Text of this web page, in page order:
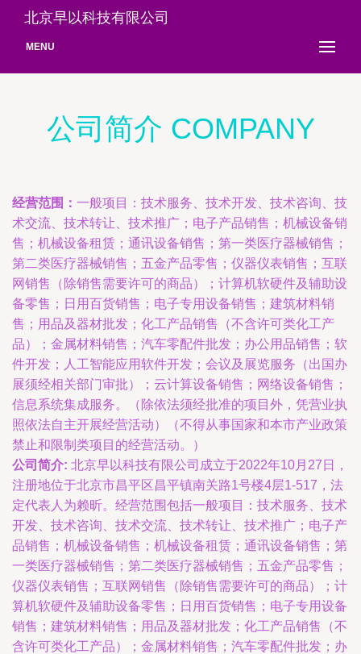
北京早以科技有限公司
MENU
公司简介 COMPANY
经营范围： 一般项目：技术服务、技术开发、技术咨询、技
术交流、技术转让、技术推广；电子产品销售；机械设备销
售；机械设备租赁；通讯设备销售；第一类医疗器械销售；
第二类医疗器械销售；五金产品零售；仪器仪表销售；互联
网销售（除销售需要许可的商品）；计算机软硬件及辅助设
备零售；日用百货销售；电子专用设备销售；建筑材料销
售；用品及器材批发；化工产品销售（不含许可类化工产
品）；金属材料销售；汽车零配件批发；办公用品销售；软
件开发；人工智能应用软件开发；会议及展览服务（出国办
展须经相关部门审批）；云计算设备销售；网络设备销售；
信息系统集成服务。（除依法须经批准的项目外，凭营业执
照依法自主开展经营活动）（不得从事国家和本市产业政策
禁止和限制类项目的经营活动。）
公司简介: 北京早以科技有限公司成立于2022年10月27日，
注册地位于北京市昌平区昌平镇南关路1号楼4层1-517，法
定代表人为赖昕。经营范围包括一般项目：技术服务、技术
开发、技术咨询、技术交流、技术转让、技术推广；电子产
品销售；机械设备销售；机械设备租赁；通讯设备销售；第
一类医疗器械销售；第二类医疗器械销售；五金产品零售；
仪器仪表销售；互联网销售（除销售需要许可的商品）；计
算机软硬件及辅助设备零售；日用百货销售；电子专用设备
销售；建筑材料销售；用品及器材批发；化工产品销售（不
含许可类化工产品）；金属材料销售；汽车零配件批发；办